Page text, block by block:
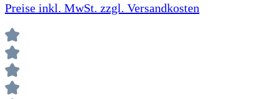
Preise inkl. MwSt. zzgl. Versandkosten